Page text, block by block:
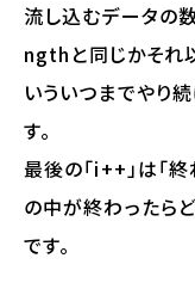
流し込むデータの
ngthと同じかそれ
いういつまでやり
す。
最後の「i++」は「
の中が終わったら
です。